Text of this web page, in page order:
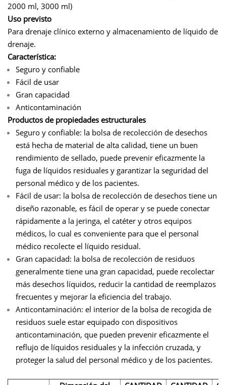
2000 ml, 3000 ml)
Uso previsto
Para drenaje clínico externo y almacenamiento de líquido de
drenaje.
Característica:
Seguro y confiable
Fácil de usar
Gran capacidad
Anticontaminación
Productos de propiedades estructurales
Seguro y confiable: la bolsa de recolección de desechos
está hecha de material de alta calidad, tiene un buen
rendimiento de sellado, puede prevenir eficazmente la
fuga de líquidos residuales y garantizar la seguridad del
personal médico y de los pacientes.
Fácil de usar: la bolsa de recolección de desechos tiene un
diseño razonable, es fácil de operar y se puede conectar
rápidamente a la jeringa, el catéter y otros equipos
médicos, lo cual es conveniente para que el personal
médico recolecte el líquido residual.
Gran capacidad: la bolsa de recolección de residuos
generalmente tiene una gran capacidad, puede recolectar
más desechos líquidos, reducir la cantidad de reemplazos
frecuentes y mejorar la eficiencia del trabajo.
Anticontaminación: el interior de la bolsa de recogida de
residuos suele estar equipado con dispositivos
anticontaminación, que pueden prevenir eficazmente el
reflujo de líquidos residuales y la infección cruzada, y
proteger la salud del personal médico y de los pacientes.